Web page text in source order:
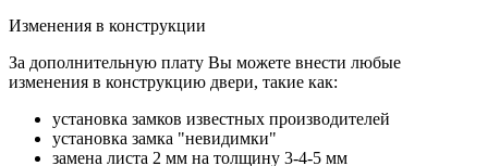
Изменения в конструкции
За дополнительную плату Вы можете внести любые
изменения в конструкцию двери, такие как:
установка замков известных производителей
установка замка "невидимки"
замена листа 2 мм на толщину 3-4-5 мм